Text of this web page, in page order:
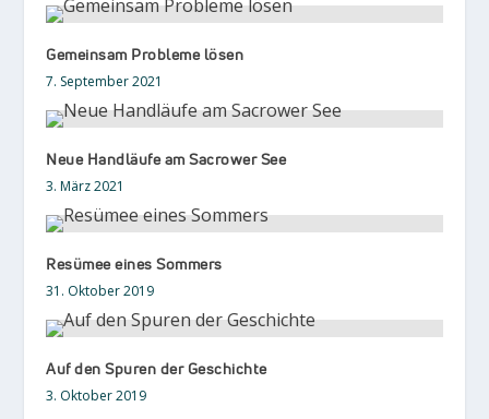
Gemeinsam Probleme lösen
7. September 2021
Neue Handläufe am Sacrower See
3. März 2021
Resümee eines Sommers
31. Oktober 2019
Auf den Spuren der Geschichte
3. Oktober 2019